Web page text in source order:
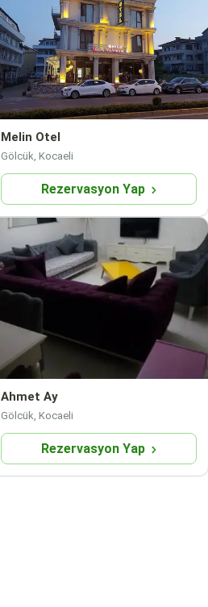
Melin Otel
Gölcük, Kocaeli
Rezervasyon Yap
Ahmet Ay
Gölcük, Kocaeli
Rezervasyon Yap